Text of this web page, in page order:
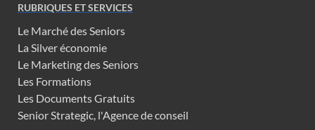
RUBRIQUES ET SERVICES
Le Marché des Seniors
La Silver économie
Le Marketing des Seniors
Les Formations
Les Documents Gratuits
Senior Strategic, l'Agence de conseil